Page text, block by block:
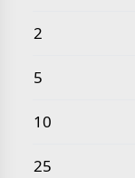
2
5
10
25